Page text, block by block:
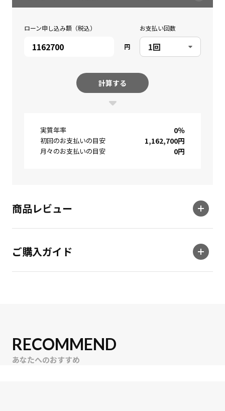
ローン申し込み額（税込）
円
お支払い回数
計算する
実質年率 0％
初回のお支払いの目安 1,162,700円
月々のお支払いの目安 0円
商品レビュー
ご購入ガイド
RECOMMEND
あなたへのおすすめ